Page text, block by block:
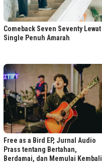
Comeback Seven Seventy Lewat
Single Penuh Amarah
Free as a Bird EP, Jurnal Audio
Prass tentang Bertahan,
Berdamai, dan Memulai Kembali